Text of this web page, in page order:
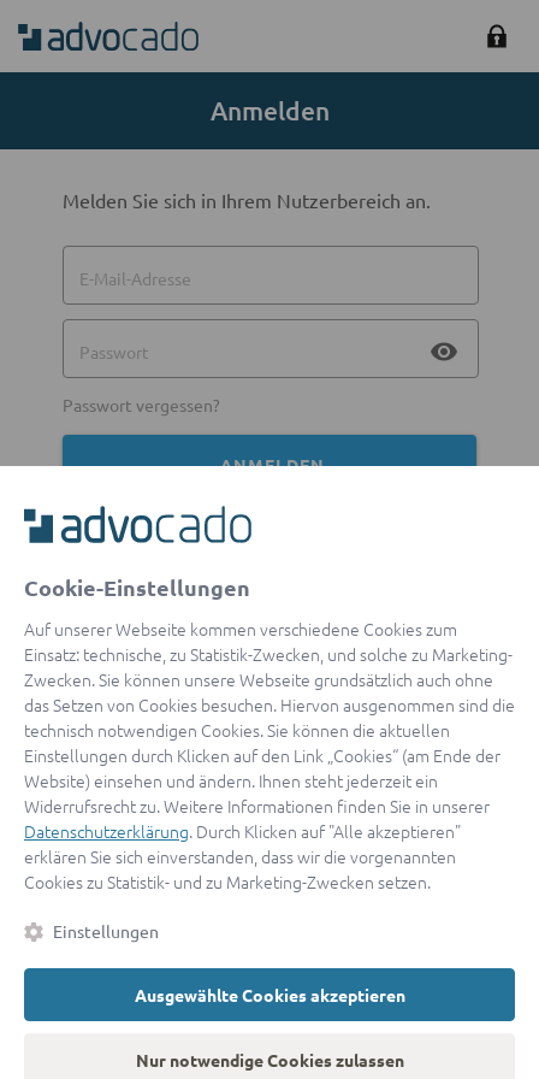
Anmelden
Melden Sie sich in Ihrem Nutzerbereich an.
E-Mail-Adresse
Passwort visibility
Passwort vergessen?
ANMELDEN
Mit Apple anmelden
Sign in with Google
By continuing, you are indicating that you accept ourTerms of
ServiceandPrivacy Policy.
Sie haben noch keinen Zugang?Hier registrieren
oder als Anwalt registrieren.
© 2026 advocado
Cookie-Einstellungen
Auf unserer Webseite kommen verschiedene Cookies zum
Einsatz: technische, zu Statistik-Zwecken, und solche zu Marketing-
Zwecken. Sie können unsere Webseite grundsätzlich auch ohne
das Setzen von Cookies besuchen. Hiervon ausgenommen sind die
technisch notwendigen Cookies. Sie können die aktuellen
Einstellungen durch Klicken auf den Link „Cookies“ (am Ende der
Website) einsehen und ändern. Ihnen steht jederzeit ein
Widerrufsrecht zu. Weitere Informationen finden Sie in unserer
Datenschutzerklärung. Durch Klicken auf "Alle akzeptieren"
erklären Sie sich einverstanden, dass wir die vorgenannten
Cookies zu Statistik- und zu Marketing-Zwecken setzen.
Einstellungen
Ausgewählte Cookies akzeptieren
Nur notwendige Cookies zulassen